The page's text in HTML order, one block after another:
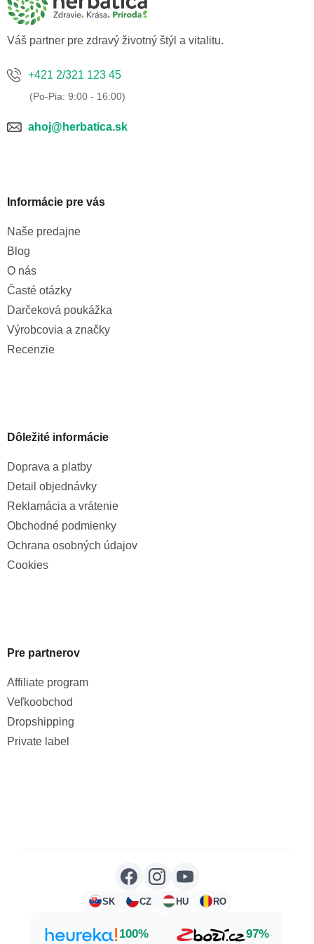
Váš partner pre zdravý životný štýl a vitalitu.
+421 2/321 123 45
ahoj@herbatica.sk
Informácie pre vás
Naše predajne
Blog
O nás
Časté otázky
Darčeková poukážka
Výrobcovia a značky
Recenzie
Dôležité informácie
Doprava a platby
Detail objednávky
Reklamácia a vrátenie
Obchodné podmienky
Ochrana osobných údajov
Cookies
Pre partnerov
Affiliate program
Veľkoobchod
Dropshipping
Private label
SK CZ HU RO
100% 97%